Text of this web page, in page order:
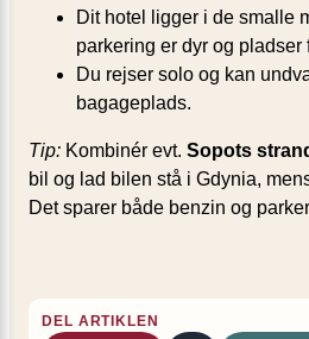
Dit hotel ligger i de smalle
parkering er dyr og pladser
Du rejser solo og kan
bagageplads.
Tip: Kombinér evt. Sopots
bil og lad bilen stå i Gdynia,
Det sparer både benzin og
DEL ARTIKLEN